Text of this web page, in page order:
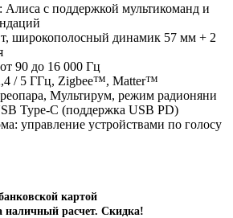
с поддержкой мультикоманд и
широкополосный динамик 57 мм + 2
90 до 16 000 Гц
/ 5 ГГц, Zigbee™, Matter™
Мультирум, режим радионяни
Type-C (поддержка USB PD)
управление устройствами по голосу
картой
наличный расчет. Скидка!